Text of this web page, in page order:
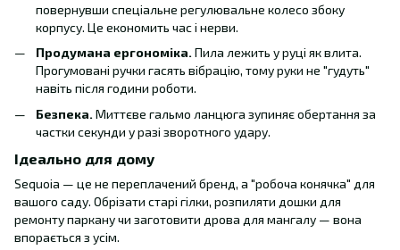
повернувши спеціальне регулювальне колесо збоку
корпусу. Це економить час і нерви.
Продумана ергономіка. Пила лежить у руці як влита.
Прогумовані ручки гасять вібрацію, тому руки не "гудуть"
навіть після години роботи.
Безпека. Миттєве гальмо ланцюга зупиняє обертання за
частки секунди у разі зворотного удару.
Ідеально для дому
Sequoia — це не переплачений бренд, а "робоча конячка" для
вашого саду. Обрізати старі гілки, розпиляти дошки для
ремонту паркану чи заготовити дрова для мангалу — вона
впорається з усім.